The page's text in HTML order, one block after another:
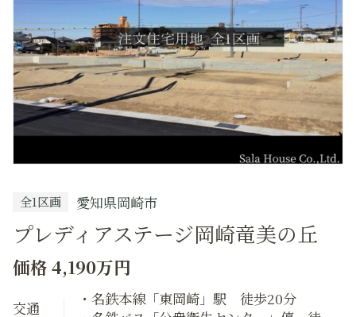
ク
全1区画 愛知県岡崎市
プレディアステージ岡崎竜美の丘
価格 4,190万円
交通
・名鉄本線「東岡崎」駅 徒歩20分